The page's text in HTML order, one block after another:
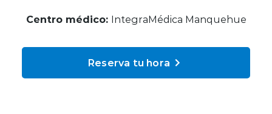
Centro médico: IntegraMédica Manquehue
Reserva tu hora